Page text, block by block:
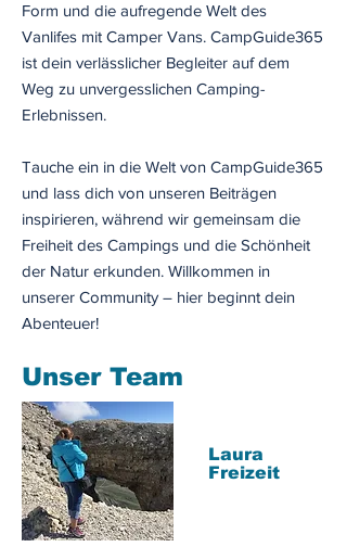
Form und die aufregende Welt des
Vanlifes mit Camper Vans. CampGuide365
ist dein verlässlicher Begleiter auf dem
Weg zu unvergesslichen Camping-
Erlebnissen.
Tauche ein in die Welt von CampGuide365
und lass dich von unseren Beiträgen
inspirieren, während wir gemeinsam die
Freiheit des Campings und die Schönheit
der Natur erkunden. Willkommen in
unserer Community – hier beginnt dein
Abenteuer!
Unser Team
Laura
Freizeit